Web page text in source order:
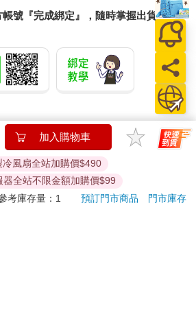
號『完成綁定』，隨時掌握出貨動
操作ATM! 如接獲電話要求您前往
指示，以免受騙上當！
試用期，退回商品須為全新狀態**
」第19條及行政院消費者保護處公告之
加入購物車
風扇全站加購價$490
全站不限金額加購價$99
考庫存量：1 預訂門市商品
門市庫存